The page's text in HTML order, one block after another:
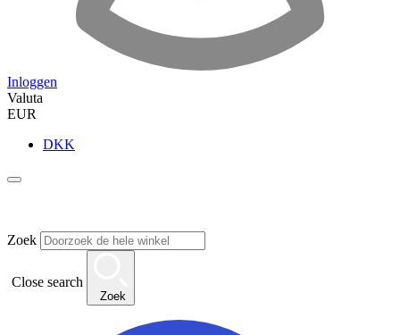
Inloggen
Valuta
EUR
DKK
Zoek
Close search
Zoek